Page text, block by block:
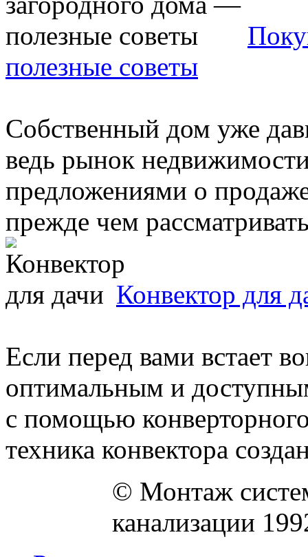
полезные советы
Собственный дом уже
ведь рынок
предложениями о
прежде чем
Конвектор для
Если перед вами встает
оптимальным и
с помощью
техника конвектора
© Монтаж
канализации